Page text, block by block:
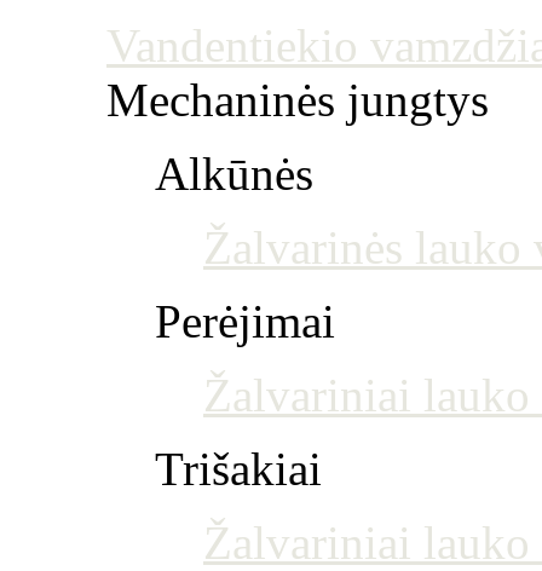
Vandentiekio
Mechaninės jungtys
Alkūnės
Žalvarinės lauko
Perėjimai
Žalvariniai
Trišakiai
Žalvariniai